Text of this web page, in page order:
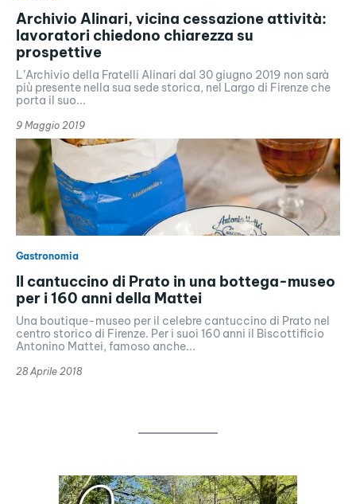
Archivio Alinari, vicina cessazione attività:
lavoratori chiedono chiarezza su
prospettive
L’Archivio della Fratelli Alinari dal 30 giugno 2019 non sarà
più presente nella sua sede storica, nel Largo di Firenze che
porta il suo...
9 Maggio 2019
Gastronomia
Il cantuccino di Prato in una bottega-museo
per i 160 anni della Mattei
Una boutique-museo per il celebre cantuccino di Prato nel
centro storico di Firenze. Per i suoi 160 anni il Biscottificio
Antonino Mattei, famoso anche...
28 Aprile 2018